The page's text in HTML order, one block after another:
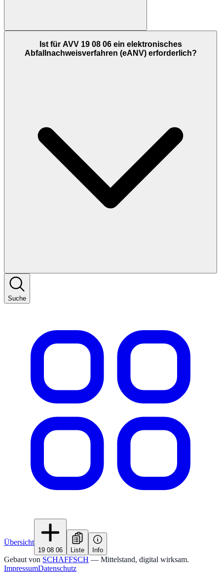
Ist für AVV 19 08 06 ein elektronisches
Abfallnachweisverfahren (eANV) erforderlich?
Suche
Übersicht
19 08 06 Liste Info
Gebaut von SCHAFFSCH — Mittelstand, digital wirksam.
ImpressumDatenschutz